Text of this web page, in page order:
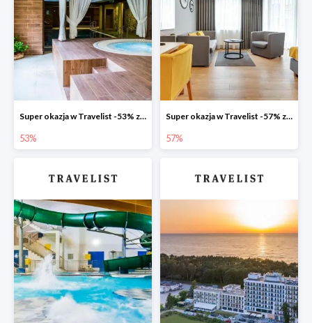
Super okazja w Travelist -53% za pobyt w Hotelu Aubrecht Country SPA Resort
53%
Super okazja w Travelist -57% za pobyt w Hotelu Number One SPA & Wellness by Grano
57%